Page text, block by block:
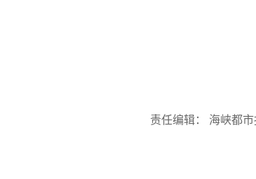
责任编辑： 海峡都市